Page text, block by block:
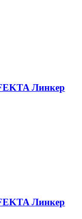
Линкер
Линкер